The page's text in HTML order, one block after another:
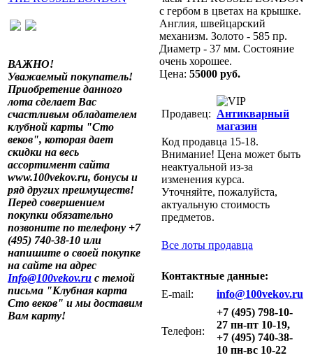
ВАЖНО!
Уважаемый покупатель!
Приобретение данного
лота сделает Вас
счастливым обладателем
клубной карты "Сто
веков", которая дает
скидки на весь
ассортимент сайта
www.100vekov.ru, бонусы и
ряд других преимуществ!
Перед совершением
покупки обязательно
позвоните по телефону +7
(495) 740-38-10 или
напишите о своей покупке
на сайте на адрес
Info@100vekov.ru с темой
письма "Клубная карта
Сто веков" и мы доставим
Вам карту!
с гербом в цветах на крышке.
Англия, швейцарский
механизм. Золото - 585 пр.
Диаметр - 37 мм. Состояние
очень хорошее.
Цена: 55000 руб.
Продавец: Антикварный
магазин
Код продавца 15-18.
Внимание! Цена может быть
неактуальной из-за
изменения курса.
Уточняйте, пожалуйста,
актуальную стоимость
предметов.
Все лоты продавца
Контактные данные:
E-mail:
info@100vekov.ru
Телефон:
+7 (495) 798-10-
27 пн-пт 10-19,
+7 (495) 740-38-
10 пн-вс 10-22